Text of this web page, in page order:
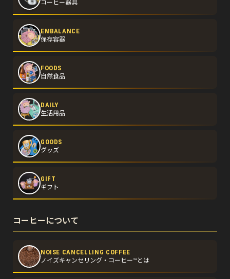
コーヒー器具
EMBALANCE
保存容器
FOODS
自然食品
DAILY
生活用品
GOODS
グッズ
GIFT
ギフト
コーヒーについて
NOISE CANCELLING COFFEE
ノイズキャンセリング・コーヒー™とは